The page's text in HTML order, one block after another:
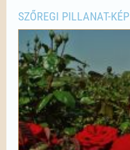
SZŐREGI PILLANAT-KÉP